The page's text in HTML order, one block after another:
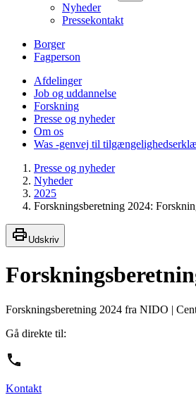
Nyheder
Pressekontakt
Borger
Fagperson
Afdelinger
Job og uddannelse
Forskning
Presse og nyheder
Om os
Was -genvej til
Presse og nyheder
Nyheder
2025
Forskningsberetning 2024:
Udskriv
Forskningsberetning 2024 fra NIDO |
Gå direkte til:
Kontakt